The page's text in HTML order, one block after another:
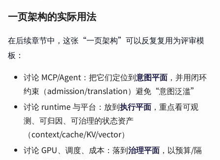
一页架构的实际用法
在后续章节中，这张“一页架构”可以反复复用为评审模
板：
讨论 MCP/Agent：把它们定位到意图平面 ，并用闭环
约束（admission/translation）避免“意图泛滥”
讨论 runtime 与平台：放到执行平面 ，重点看可观
测、可归因、可治理的状态资产
（context/cache/KV/vector）
讨论 GPU、调度、成本：落到治理平面 ，以预算/隔